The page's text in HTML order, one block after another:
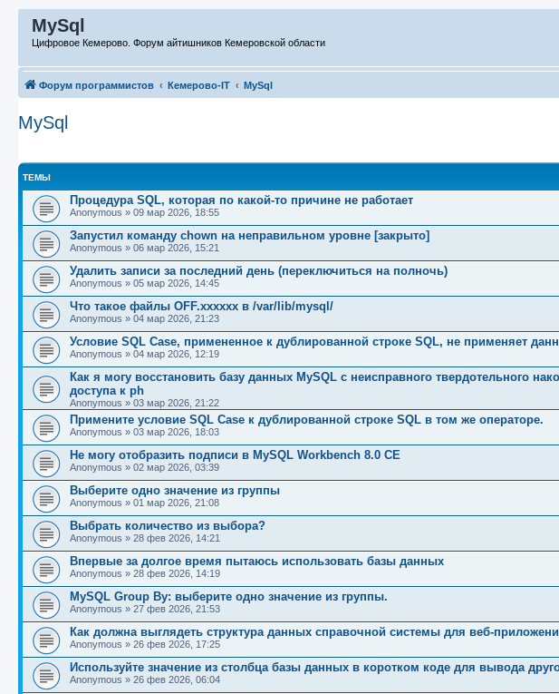
MySql
Цифровое Кемерово. Форум айтишников Кемеровской области
Форум программистов Кемерово-IT MySql
MySql
ТЕМЫ
Процедура SQL, которая по какой-то причине не работает
Anonymous » 09 мар 2026, 18:55
Запустил команду chown на неправильном уровне [закрыто]
Anonymous » 06 мар 2026, 15:21
Удалить записи за последний день (переключиться на полночь)
Anonymous » 05 мар 2026, 14:45
Что такое файлы OFF.xxxxxx в /var/lib/mysql/
Anonymous » 04 мар 2026, 21:23
Условие SQL Case, примененное к дублированной строке SQL, не применяет
Anonymous » 04 мар 2026, 12:19
Как я могу восстановить базу данных MySQL с неисправного твердотельного
доступа к ph
Anonymous » 03 мар 2026, 21:22
Примените условие SQL Case к дублированной строке SQL в том же операторе.
Anonymous » 03 мар 2026, 18:03
Не могу отобразить подписи в MySQL Workbench 8.0 CE
Anonymous » 02 мар 2026, 03:39
Выберите одно значение из группы
Anonymous » 01 мар 2026, 21:08
Выбрать количество из выбора?
Anonymous » 28 фев 2026, 14:21
Впервые за долгое время пытаюсь использовать базы данных
Anonymous » 28 фев 2026, 14:19
MySQL Group By: выберите одно значение из группы.
Anonymous » 27 фев 2026, 21:53
Как должна выглядеть структура данных справочной системы для веб-
Anonymous » 26 фев 2026, 17:25
Используйте значение из столбца базы данных в коротком коде для вывода
Anonymous » 26 фев 2026, 06:04